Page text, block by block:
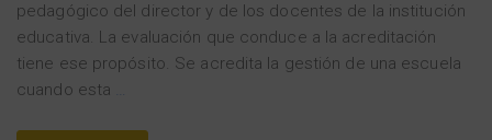
pedagógico del director y de los docentes de la institución
educativa. La evaluación que conduce a la acreditación
tiene ese propósito. Se acredita la gestión de una escuela
cuando esta